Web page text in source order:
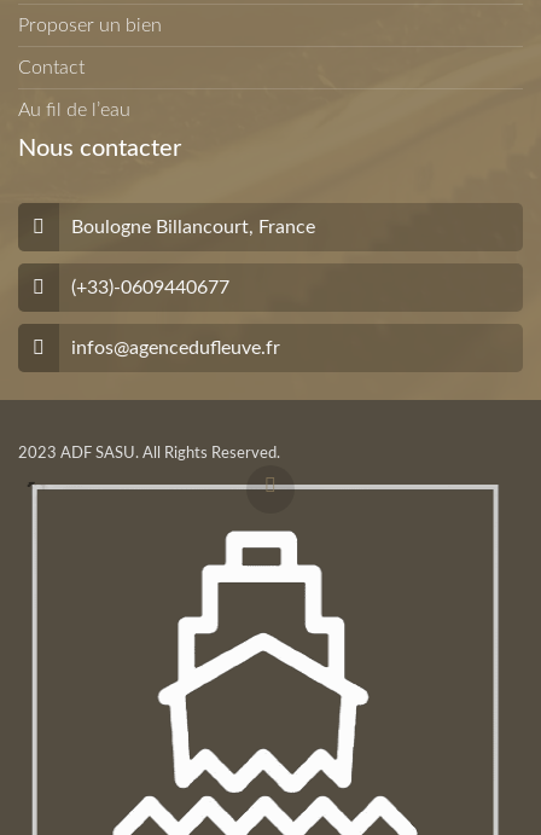
Proposer un bien
Contact
Au fil de l’eau
Nous contacter
Boulogne Billancourt, France
(+33)-0609440677
infos@agencedufleuve.fr
2023 ADF SASU. All Rights Reserved.